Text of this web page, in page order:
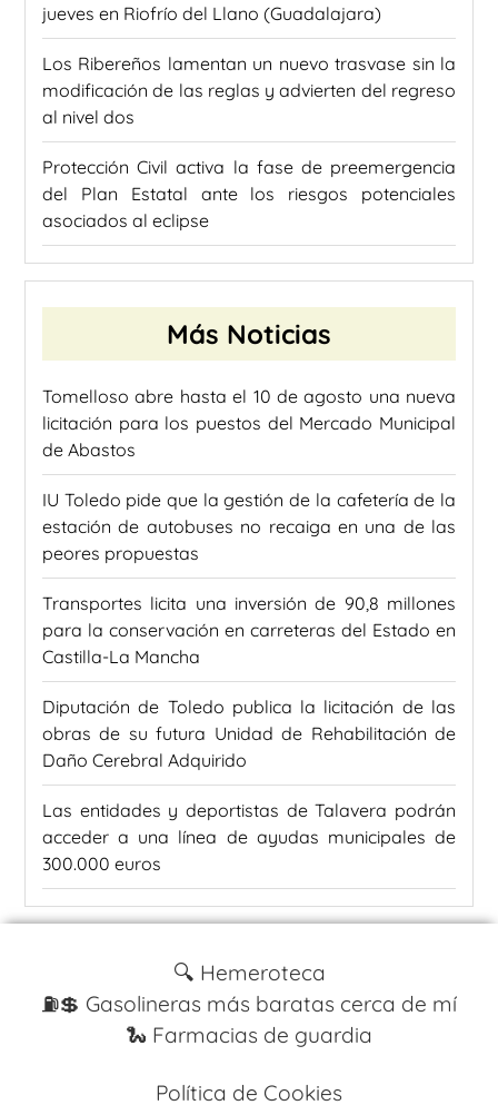
jueves en Riofrío del Llano (Guadalajara)
Los Ribereños lamentan un nuevo trasvase sin la
modificación de las reglas y advierten del regreso
al nivel dos
Protección Civil activa la fase de preemergencia
del Plan Estatal ante los riesgos potenciales
asociados al eclipse
Más Noticias
Tomelloso abre hasta el 10 de agosto una nueva
licitación para los puestos del Mercado Municipal
de Abastos
IU Toledo pide que la gestión de la cafetería de la
estación de autobuses no recaiga en una de las
peores propuestas
Transportes licita una inversión de 90,8 millones
para la conservación en carreteras del Estado en
Castilla-La Mancha
Diputación de Toledo publica la licitación de las
obras de su futura Unidad de Rehabilitación de
Daño Cerebral Adquirido
Las entidades y deportistas de Talavera podrán
acceder a una línea de ayudas municipales de
300.000 euros
🔍 Hemeroteca
⛽️💲 Gasolineras más baratas cerca de mí
🐍 Farmacias de guardia
Política de Cookies